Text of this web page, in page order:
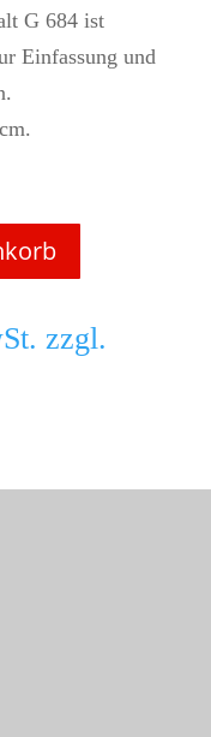
G 684 ist
Einfassung und
zzgl.